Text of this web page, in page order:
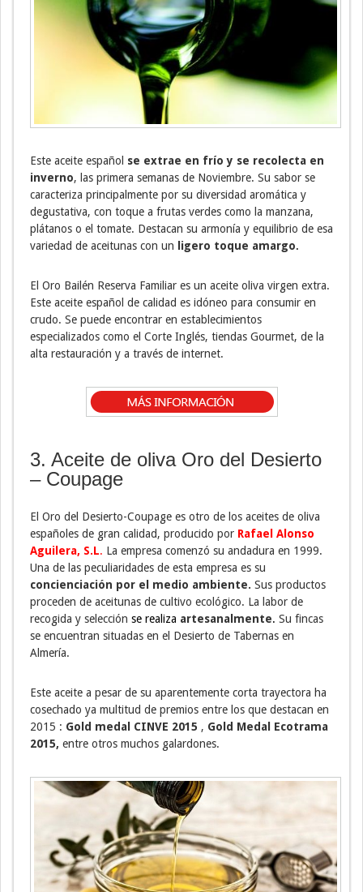
Este aceite español se extrae en frío y se recolecta en
inverno, las primera semanas de Noviembre. Su sabor se
caracteriza principalmente por su diversidad aromática y
degustativa, con toque a frutas verdes como la manzana,
plátanos o el tomate. Destacan su armonía y equilibrio de esa
variedad de aceitunas con un ligero toque amargo.
El Oro Bailén Reserva Familiar es un aceite oliva virgen extra.
Este aceite español de calidad es idóneo para consumir en
crudo. Se puede encontrar en establecimientos
especializados como el Corte Inglés, tiendas Gourmet, de la
alta restauración y a través de internet.
3. Aceite de oliva Oro del Desierto
– Coupage
El Oro del Desierto-Coupage es otro de los aceites de oliva
españoles de gran calidad, producido por Rafael Alonso
Aguilera, S.L. La empresa comenzó su andadura en 1999.
Una de las peculiaridades de esta empresa es su
concienciación por el medio ambiente. Sus productos
proceden de aceitunas de cultivo ecológico. La labor de
recogida y selección se realiza artesanalmente. Su fincas
se encuentran situadas en el Desierto de Tabernas en
Almería.
Este aceite a pesar de su aparentemente corta trayectora ha
cosechado ya multitud de premios entre los que destacan en
2015 : Gold medal CINVE 2015 , Gold Medal Ecotrama
2015, entre otros muchos galardones.